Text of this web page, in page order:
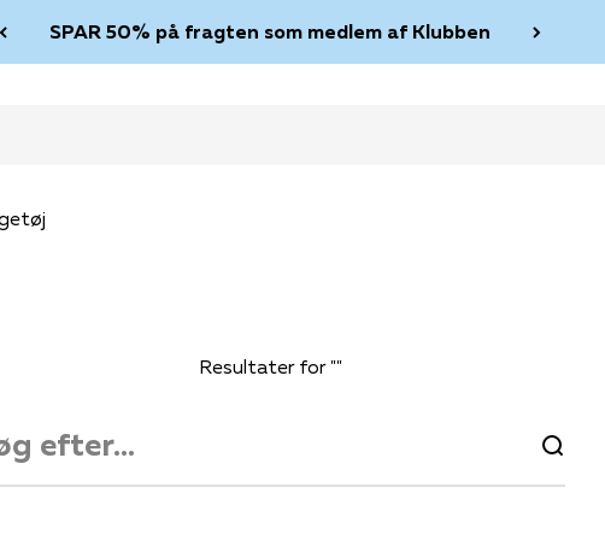
SPAR 50% på fragten som medlem af Klubben
Resultater for ""